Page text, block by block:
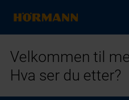
Velkommen til
Hva ser du etter?